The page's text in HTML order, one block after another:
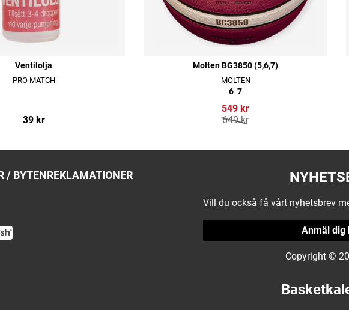
Ventilolja
PRO MATCH
39 kr
Molten BG3850 (5,6,7)
MOLTEN
6 7
549 kr
649 kr
/ BYTENREKLAMATIONER
Vill du också få vårt nyhetsbrev
Anmäl dig
Copyright ©